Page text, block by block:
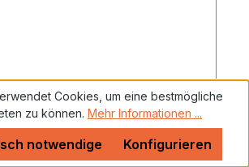
SOPPEC PROMARKER
Cookies, um eine bestmögliche
zu können. Mehr Informationen ...
notwendige Konfigurieren